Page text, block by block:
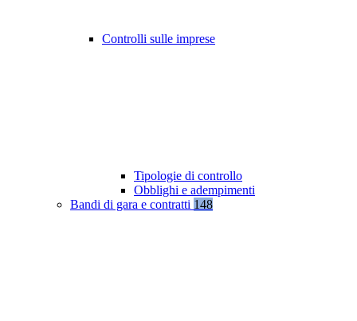
Controlli sulle imprese
Tipologie di controllo
Obblighi e adempimenti
Bandi di gara e contratti 148